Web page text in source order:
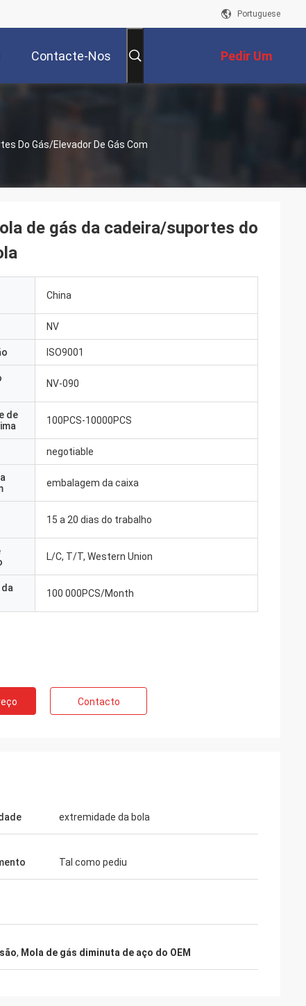
Portuguese
Contacte-Nos Pedir Um
Orçamento
Do Gás/elevador De Gás Com
mais de
de gás da cadeira/suportes do
China
NV
ISO9001
NV-090
de
100PCS-10000PCS
negotiable
embalagem da caixa
15 a 20 dias do trabalho
L/C, T/T, Western Union
100 000PCS/Month
Contacto
extremidade da bola
Tal como pediu
, Mola de gás diminuta de aço do OEM